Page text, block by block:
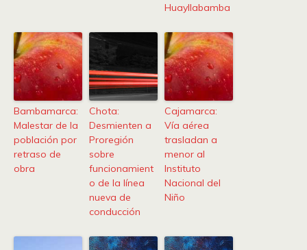
Huayllabamba
Bambamarca:
Malestar de la
población por
retraso de
obra
Chota:
Desmienten a
Proregión
sobre
funcionamient
o de la línea
nueva de
conducción
Cajamarca:
Vía aérea
trasladan a
menor al
Instituto
Nacional del
Niño